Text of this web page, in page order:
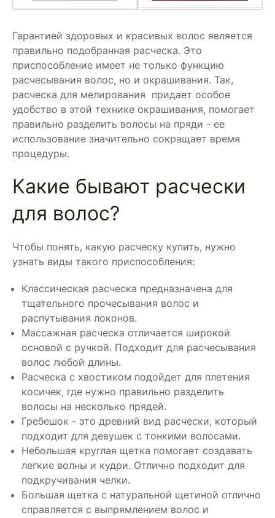
Гарантией здоровых и красивых волос является
правильно подобранная расческа. Это
приспособление имеет не только функцию
расчесывания волос, но и окрашивания. Так,
расческа для мелирования придает особое
удобство в этой технике окрашивания, помогает
правильно разделить волосы на пряди - ее
использование значительно сокращает время
процедуры.
Какие бывают расчески
для волос?
Чтобы понять, какую расческу купить, нужно
узнать виды такого приспособления:
Классическая расческа предназначена для
тщательного прочесывания волос и
распутывания локонов.
Массажная расческа отличается широкой
основой с ручкой. Подходит для расчесывания
волос любой длины.
Расческа с хвостиком подойдет для плетения
косичек, где нужно правильно разделить
волосы на несколько прядей.
Гребешок - это древний вид расчески, который
подходит для девушек с тонкими волосами.
Небольшая круглая щетка помогает создавать
легкие волны и кудри. Отлично подходит для
подкручивания челки.
Большая щетка с натуральной щетиной отлично
справляется с выпрямлением волос и